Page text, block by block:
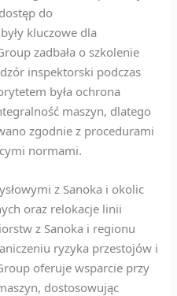
do
kluczowe dla
zadbała o szkolenie
inspektorski podczas
była ochrona
maszyn, dlatego
zgodnie z procedurami
normami.
z Sanoka i okolic
oraz relokacje linii
z Sanoka i regionu
ryzyka przestojów i
oferuje wsparcie przy
dostosowując